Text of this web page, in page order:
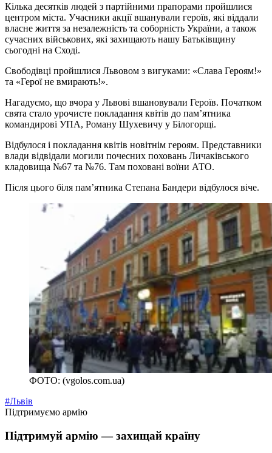
Кілька десятків людей з партійними прапорами пройшлися
центром міста. Учасники акції вшанували героїв, які віддали
власне життя за незалежність та соборність України, а також
сучасних військових, які захищають нашу Батьківщину
сьогодні на Сході.
Свободівці пройшлися Львовом з вигуками: «Слава Героям!»
та «Герої не вмирають!».
Нагадуємо, що вчора у Львові вшановували Героїв. Початком
свята стало урочисте покладання квітів до пам’ятника
командирові УПА, Роману Шухевичу у Білогорщі.
Відбулося і покладання квітів новітнім героям. Представники
влади відвідали могили почесних поховань Личаківського
кладовища №67 та №76. Там поховані воїни АТО.
Після цього біля пам’ятника Степана Бандери відбулося віче.
ФОТО: (vgolos.com.ua)
#Львів
Підтримуємо армію
Підтримуй армію — захищай країну